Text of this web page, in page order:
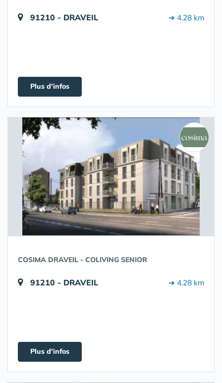
91210 - DRAVEIL ➔ 4.28 km
Plus d'infos
COSIMA DRAVEIL - COLIVING SENIOR
91210 - DRAVEIL ➔ 4.28 km
Plus d'infos